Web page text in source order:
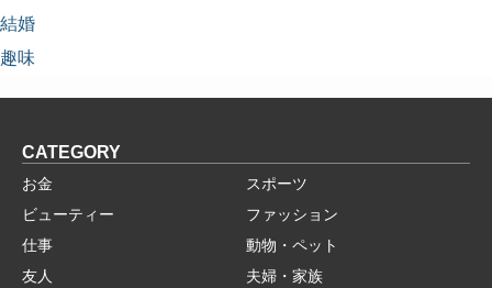
結婚
趣味
CATEGORY
お金
スポーツ
ビューティー
ファッション
仕事
動物・ペット
友人
夫婦・家族